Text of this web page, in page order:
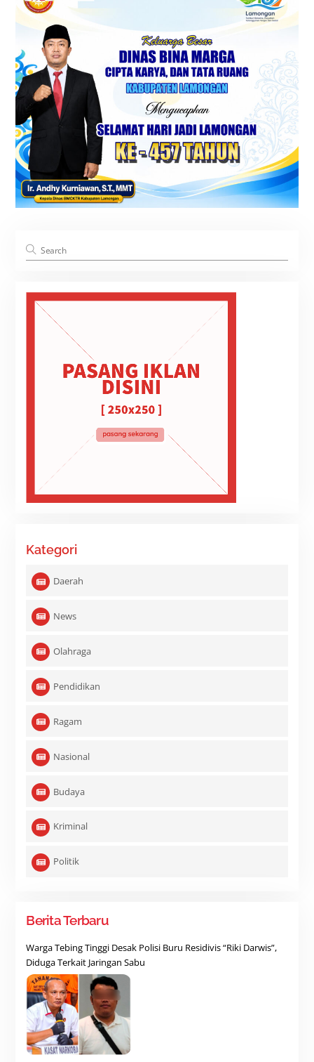
Kategori
Daerah
News
Olahraga
Pendidikan
Ragam
Nasional
Budaya
Kriminal
Politik
Berita Terbaru
Warga Tebing Tinggi Desak Polisi Buru Residivis “Riki Darwis”,
Diduga Terkait Jaringan Sabu